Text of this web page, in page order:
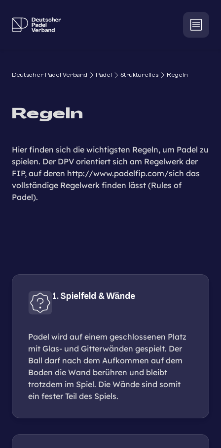
Deutscher Padel Verband Padel Strukturelles Regeln
Regeln
Hier finden sich die wichtigsten Regeln, um Padel zu
spielen. Der DPV orientiert sich am Regelwerk der
FIP, auf deren http://www.padelfip.com/sich das
vollständige Regelwerk finden lässt (Rules of
Padel).
1. Spielfeld & Wände
Padel wird auf einem geschlossenen Platz
mit Glas- und Gitterwänden gespielt. Der
Ball darf nach dem Aufkommen auf dem
Boden die Wand berühren und bleibt
trotzdem im Spiel. Die Wände sind somit
ein fester Teil des Spiels.